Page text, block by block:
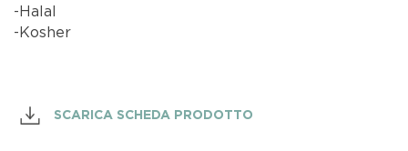
-Halal
-Kosher
SCARICA SCHEDA PRODOTTO